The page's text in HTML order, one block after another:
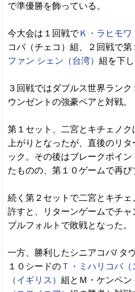
で準優勝を飾っている。
今大会は１回戦でＫ・ラヒモワ
コバ（チェコ）組、２回戦で
ファン シェン（台湾） 組を下
３回戦ではダブルス世界ラン
ウンゼントの強豪ペアと対戦。
第１セット、二宮とキチェノ
上がりとなったが、直後のリ
ック。その後はブレークポイ
たものの、第１０ゲームで再び
続く第２セットで二宮とキチ
許すと、リターンゲームでチ
ブルフォルトで敗戦となった。
一方、勝利したシニアコバ/ タ
１０シードの Ｔ・ミハリコバ（
（イギリス） 組とＭ・ケンペン